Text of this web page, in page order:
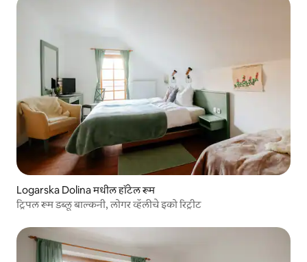
Logarska Dolina मधील हॉटेल रूम
ट्रिपल रूम डब्लू बाल्कनी, लोगर व्हॅलीचे इको रिट्रीट